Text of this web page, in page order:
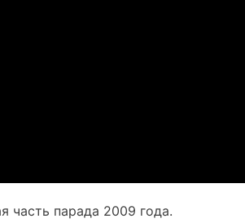
часть парада 2009 года.